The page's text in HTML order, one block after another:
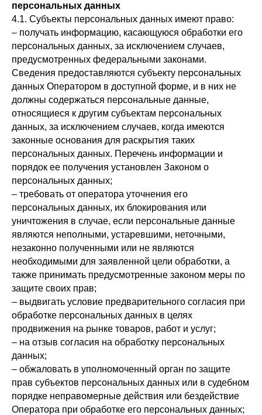
персональных данных
4.1. Субъекты персональных данных имеют право:
– получать информацию, касающуюся обработки его
персональных данных, за исключением случаев,
предусмотренных федеральными законами.
Сведения предоставляются субъекту персональных
данных Оператором в доступной форме, и в них не
должны содержаться персональные данные,
относящиеся к другим субъектам персональных
данных, за исключением случаев, когда имеются
законные основания для раскрытия таких
персональных данных. Перечень информации и
порядок ее получения установлен Законом о
персональных данных;
– требовать от оператора уточнения его
персональных данных, их блокирования или
уничтожения в случае, если персональные данные
являются неполными, устаревшими, неточными,
незаконно полученными или не являются
необходимыми для заявленной цели обработки, а
также принимать предусмотренные законом меры по
защите своих прав;
– выдвигать условие предварительного согласия при
обработке персональных данных в целях
продвижения на рынке товаров, работ и услуг;
– на отзыв согласия на обработку персональных
данных;
– обжаловать в уполномоченный орган по защите
прав субъектов персональных данных или в судебном
порядке неправомерные действия или бездействие
Оператора при обработке его персональных данных;